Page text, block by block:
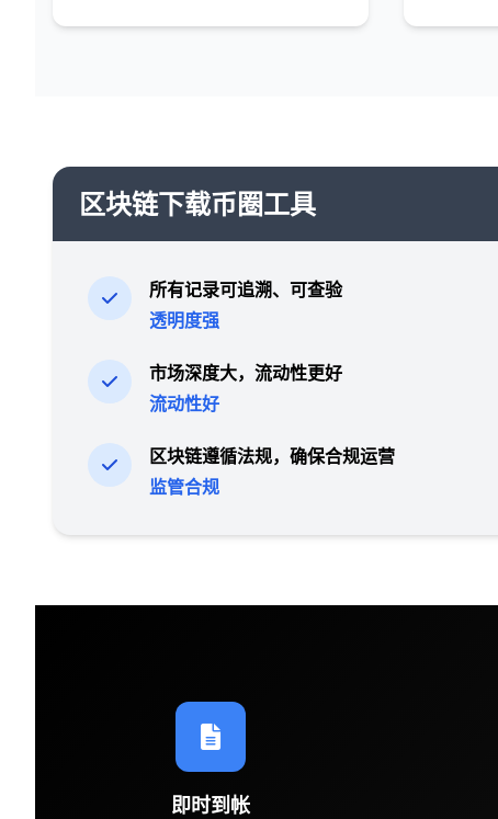
区块链下载币圈工具
所有记录可追溯、可查验
透明度强
市场深度大，流动性更好
流动性好
区块链遵循法规，确保合规运营
监管合规
即时到帐